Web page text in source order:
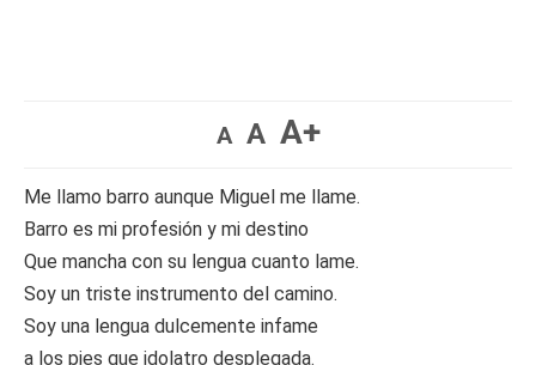
A A A+
Me llamo barro aunque Miguel me llame.
Barro es mi profesión y mi destino
Que mancha con su lengua cuanto lame.
Soy un triste instrumento del camino.
Soy una lengua dulcemente infame
a los pies que idolatro desplegada.